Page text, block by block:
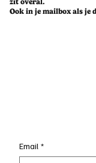
Sterk in
Ook in je mailbox als je
Email *